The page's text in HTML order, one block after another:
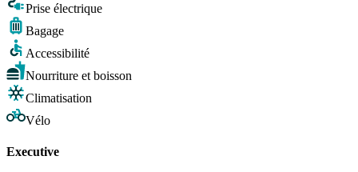
Prise électrique
Bagage
Accessibilité
Nourriture et boisson
Climatisation
Vélo
Executive